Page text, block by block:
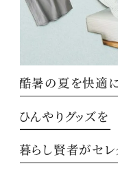
酷暑の夏を快適
ひんやりグッズを
暮らし賢者がセレ